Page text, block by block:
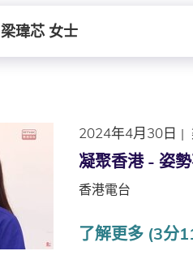
梁瑋芯 女士
2024年4月30日 |
凝聚香港 - 姿
香港電台
了解更多 (3分